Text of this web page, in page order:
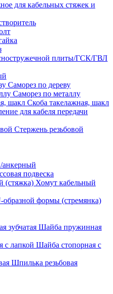
для кабельных стяжек и
плиты/ГСК/ГВЛ
Саморез по дереву
Саморез по металлу
Скоба такелажная, шакл
для кабеля передачи
Стержень резьбовой
анкерный
подвеска
Хомут кабельный
образной формы (стремянка)
Шайба пружинная
Шайба стопорная с
Шпилька резьбовая